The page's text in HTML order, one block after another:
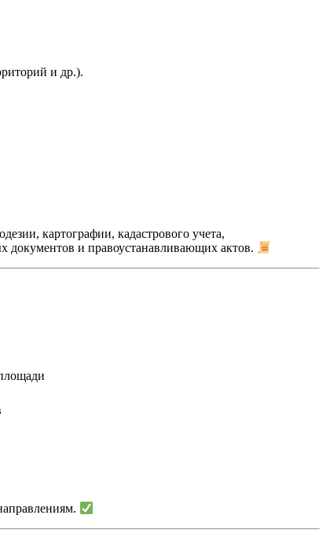
и др.).
картографии, кадастрового учета,
документов и правоустанавливающих актов.